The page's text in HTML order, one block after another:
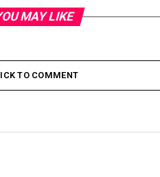
MAY LIKE
TO COMMENT